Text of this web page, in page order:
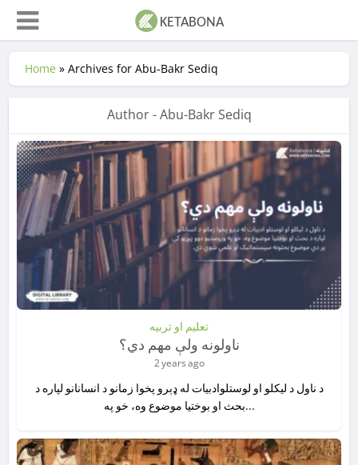
Home »Archives for Abu-Bakr Sediq
Author - Abu-Bakr Sediq
تعلیم او تربیه
ناولونه ولې مهم دي؟
2 years ago
د ناول د لیکلو او لوستلوادبیات له ډېرو پخوا زمانو د انسانانو لپاره د
بحث او بوختیا موضوع وه، خو په...